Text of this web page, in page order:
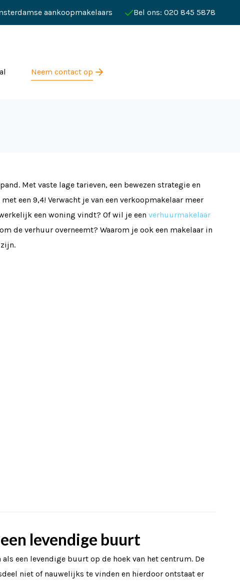
aankoopmakelaars Bel ons: 020 845 5878
Neem contact op
Met vaste lage tarieven, een bewezen strategie en
een 9,4! Verwacht je van een verkoopmakelaar meer
een woning vindt? Of wil je een verhuurmakelaar
de verhuur overneemt? Waarom je ook een makelaar in
levendige buurt
een levendige buurt op de hoek van het centrum. De
niet of nauwelijks te vinden en hierdoor ontstaat er